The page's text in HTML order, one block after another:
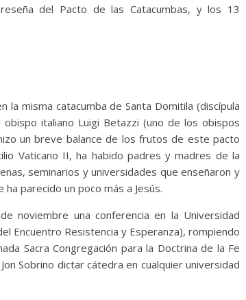
del Pacto de las Catacumbas, y los 13
la misma catacumba de Santa Domitila (discípula
italiano Luigi Betazzi (uno de los obispos
un breve balance de los frutos de este pacto
Vaticano II, ha habido padres y madres de la
seminarios y universidades que enseñaron y
parecido un poco más a Jesús.
noviembre una conferencia en la Universidad
Encuentro Resistencia y Esperanza), rompiendo
Sacra Congregación para la Doctrina de la Fe
Sobrino dictar cátedra en cualquier universidad